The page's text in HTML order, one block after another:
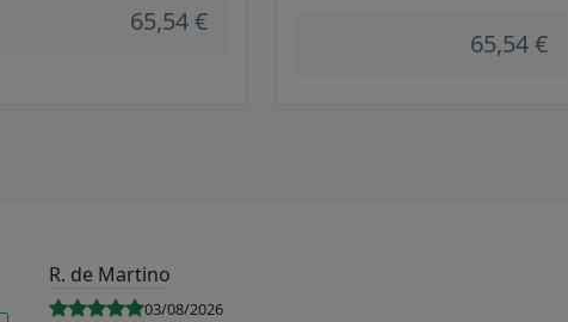
65,54 €
65,54 €
R. de Martino
03/08/2026